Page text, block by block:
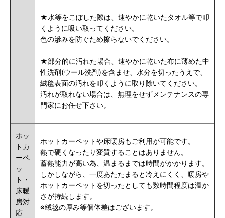
★水等をこぼした際は、速やかに乾いたタオル等で叩
くように吸い取ってください。
色の滲みを防ぐため擦らないでください。
★部分的に汚れた場合、速やかに乾いた布に薄めた中
性洗剤(ウール洗剤)を含ませ、水分を切ったうえで、
絨毯表面の汚れを叩くように取り除いてください。
汚れが取れない場合は、無理をせずメンテナンスの専
門家にお任せ下さい。
ホッ
トカ
ーペ
ッ
ト・
床暖
房対
応
ホットカーペットや床暖房もご利用が可能です。
熱で硬くなったり変質することはありません。
蓄熱能力が高い為、温まるまでは時間がかかります。
しかしながら、一度あたたまると冷えにくく、暖房や
ホットカーペットを切ったとしても数時間程度は温か
さが持続します。
※絨毯の厚み等個体差はございます。